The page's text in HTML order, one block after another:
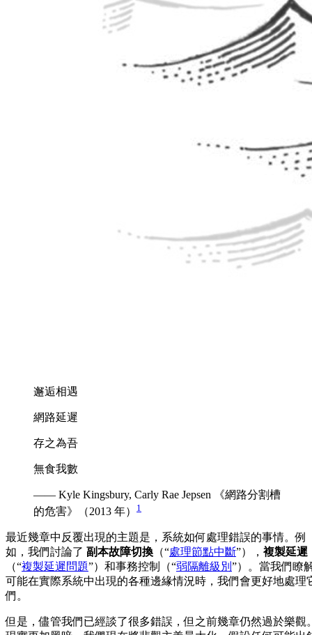
邂逅相遇
網路延遲
存之為吾
無食我數
—— Kyle Kingsbury, Carly Rae Jepsen 《網路分割槽
的危害》（2013 年）
1
最近幾章中反覆出現的主題是，系統如何處理錯誤的事情。例
如，我們討論了 副本故障切換 （“處理節點中斷”）， 複製延遲
（“複製延遲問題”）和事務控制（“弱隔離級別 ”）。當我們瞭
可能在實際系統中出現的各種邊緣情況時，我們會更好地處理
們。
但是，儘管我們已經談了很多錯誤，但之前幾章仍然過於樂觀